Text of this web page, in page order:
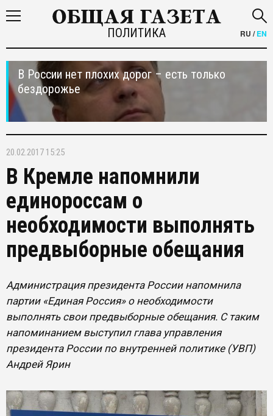
ПОЛИТИКА RU /EN
В России нет плохих дорог – есть только
бездорожье
20.02.2017 15:25
В Кремле напомнили
единороссам о
необходимости выполнять
предвыборные обещания
Администрация президента России напомнила
партии «Единая Россия» о необходимости
выполнять свои предвыборные обещания. С таким
напоминанием выступил глава управления
президента России по внутренней политике (УВП)
Андрей Ярин